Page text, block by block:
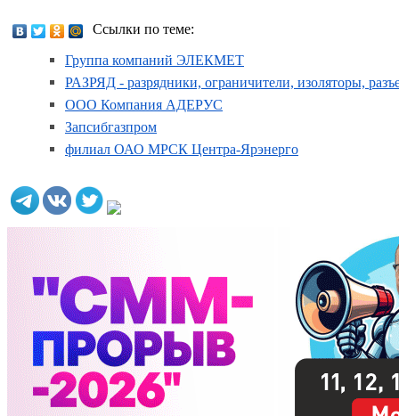
Ссылки по теме:
Группа компаний ЭЛЕКМЕТ
РАЗРЯД - разрядники, ограничители, изоляторы,
ООО Компания АДЕРУС
Запсибгазпром
филиал ОАО МРСК Центра-Ярэнерго